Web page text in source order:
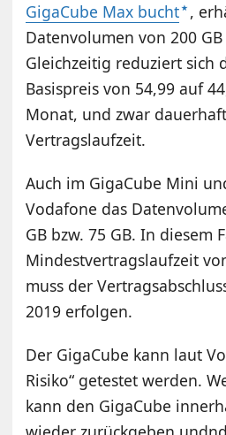
GigaCube Max bucht ,
Datenvolumen von 200
Gleichzeitig reduziert sich
Basispreis von 54,99 auf
Monat, und zwar
Vertragslaufzeit.
Auch im GigaCube Mini
Vodafone das
GB bzw. 75 GB. In diesem
Mindestvertragslaufzeit
muss der
2019 erfolgen.
Der GigaCube kann laut
Risiko“ getestet werden.
kann den GigaCube